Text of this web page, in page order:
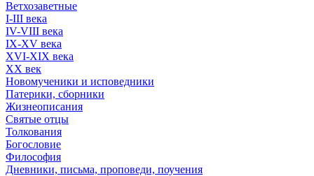
Ветхозаветные
I-III века
IV-VIII века
IX-XV века
XVI-XIX века
XX век
Новомученики и исповедники
Патерики, сборники
Жизнеописания
Святые отцы
Толкования
Богословие
Философия
Дневники, письма, проповеди, поучения